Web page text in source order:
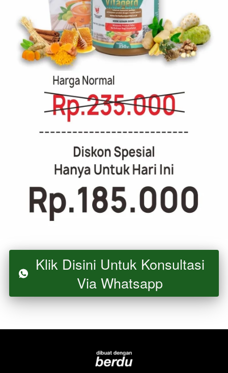
`
Klik Disini Untuk Konsultasi
Via Whatsapp